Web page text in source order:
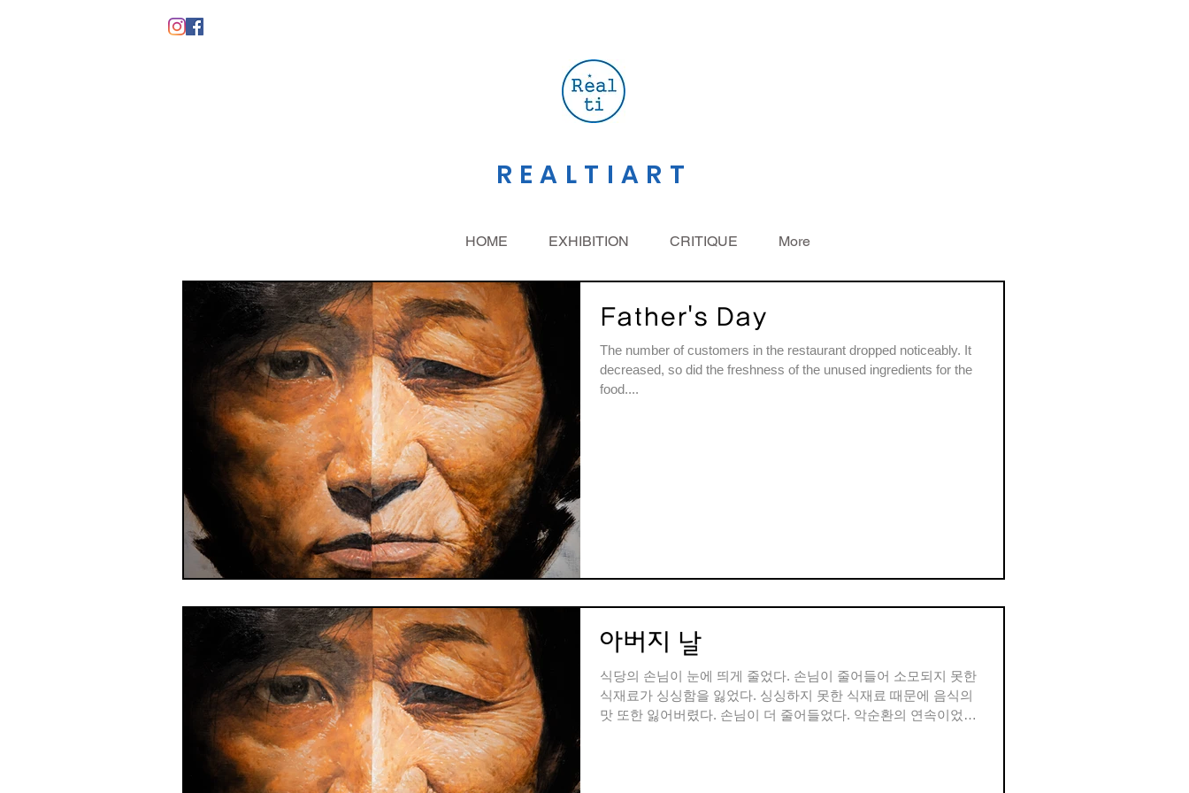
REALTIART
HOME EXHIBITION CRITIQUE More
Father's Day
The number of customers in the restaurant dropped noticeably. It
decreased, so did the freshness of the unused ingredients for the
food....
아버지 날
식당의 손님이 눈에 띄게 줄었다. 손님이 줄어들어 소모되지 못한
식재료가 싱싱함을 잃었다. 싱싱하지 못한 식재료 때문에 음식의
맛 또한 잃어버렸다. 손님이 더 줄어들었다. 악순환의 연속이었다.